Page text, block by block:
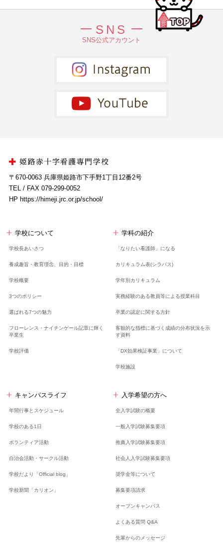
SNS
SNS公式アカウント
〒670-0063 兵庫県姫路市下手野1丁目12番2号
TEL / FAX 079-299-0052
HP https://himeji.jrc.or.jp/school/
学校について
学校長あいさつ
養成趣旨・教育理念、 目的・目標
学校概要
3つのポリシー
選ばれる7つの魅力
フローレンス・ナイチンゲール記章に輝く
卒業生
学校評価
学科の紹介
「なりたい看護師」になる
カリキュラム表(シラバス)
学年別カリキュラム
実務経験のある教員等による授業科目
卒業の認定に関する方針
客観的な指標に基づく成績の分布状況を示
す資料
「DX効果検証事業」について
学校施設
キャンパスライフ
年間行事とスケジュール
学校のある1日
ボランティア活動
自治会活動・サークル活動
学校だより「Official blog」
学校新聞「カリオン」
入学希望の方へ
全入学試験の概要
一般入学試験募集要項
推薦入学試験募集要項
社会人入学試験募集要項
奨学金等について
募集要項請求
オープンキャンパス
よくある質問 Q&A
先輩からのメッセージ